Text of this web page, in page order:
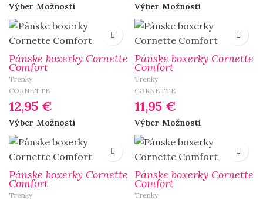
Výber Možností Výber Možností
Pánske boxerky Cornette
Comfort
Trenky
CORNETTE
12,95 €
Výber Možností
Pánske boxerky Cornette
Comfort
Trenky
CORNETTE
11,95 €
Výber Možností
Pánske boxerky Cornette
Comfort
Trenky
Pánske boxerky Cornette
Comfort
Trenky